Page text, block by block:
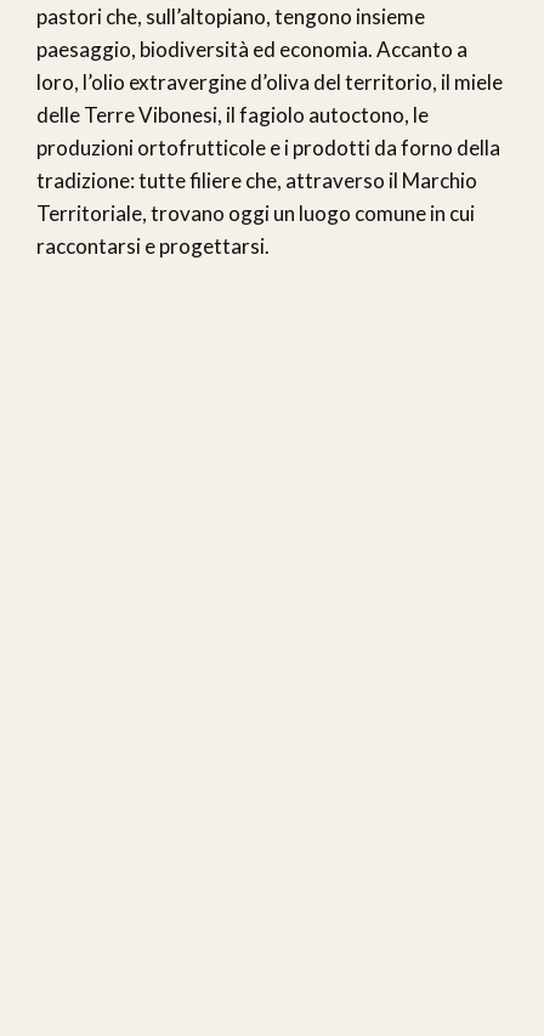
pastori che, sull’altopiano, tengono insieme
paesaggio, biodiversità ed economia. Accanto a
loro, l’olio extravergine d’oliva del territorio, il miele
delle Terre Vibonesi, il fagiolo autoctono, le
produzioni ortofrutticole e i prodotti da forno della
tradizione: tutte filiere che, attraverso il Marchio
Territoriale, trovano oggi un luogo comune in cui
raccontarsi e progettarsi.